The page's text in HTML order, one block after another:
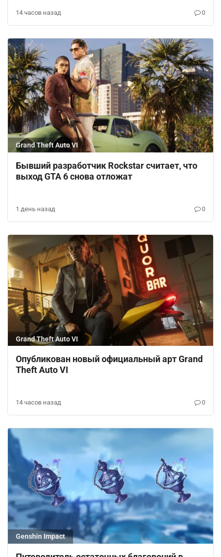
14 часов назад 0
Grand Theft Auto VI
Бывший разработчик Rockstar считает, что
выход GTA 6 снова отложат
1 день назад 0
Grand Theft Auto VI
Опубликован новый официальный арт Grand
Theft Auto VI
14 часов назад 0
Genshin Impact